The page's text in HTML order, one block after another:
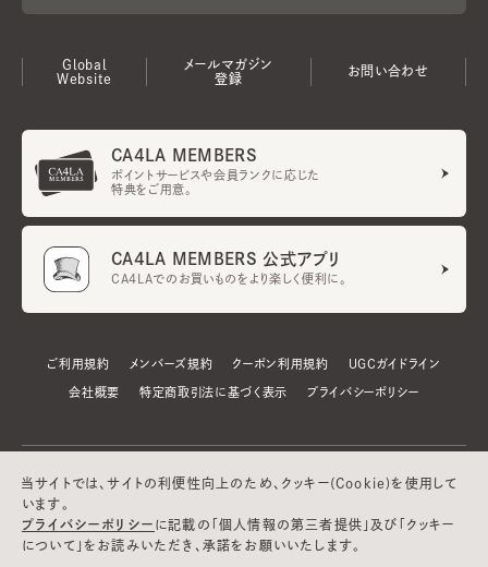
Global
Website
メールマガジン
登録
お問い合わせ
CA4LA MEMBERS
ポイントサービスや会員ランクに応じた
特典をご用意。
CA4LA MEMBERS 公式アプリ
CA4LAでのお買いものをより楽しく便利に。
ご利用規約 メンバーズ規約 クーポン利用規約 UGCガイドライン
会社概要 特定商取引法に基づく表示 プライバシーポリシー
当サイトでは、サイトの利便性向上のため、クッキー(Cookie)を使用して
います。
プライバシーポリシー に記載の「個人情報の第三者提供」及び「クッキー
について」をお読みいただき、承諾をお願いいたします。